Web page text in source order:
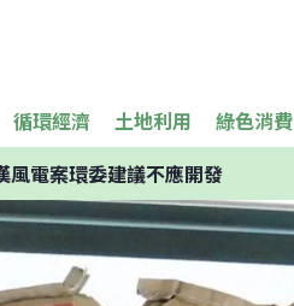
循環經濟 土地利用 綠色消費
風電案環委建議不應開發